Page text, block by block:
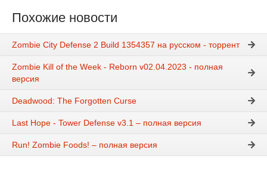
Похожие новости
Zombie City Defense 2 Build 1354357 на русском - торрент
Zombie Kill of the Week - Reborn v02.04.2023 - полная
версия
Deadwood: The Forgotten Curse
Last Hope - Tower Defense v3.1 – полная версия
Run! Zombie Foods! – полная версия